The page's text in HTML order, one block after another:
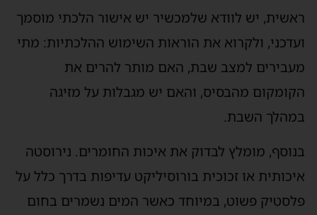
ראשית, יש לוודא שלמכשיר יש אישור הלכתי מוסמך
ועדכני, ולקרוא את הוראות השימוש ההלכתיות: מתי
מעבירים למצב שבת, האם מותר להרים את
הקומקום מהבסיס, והאם יש מגבלות על מזיגה
במהלך השבת.
בנוסף, מומלץ לבדוק את איכות החומרים. נירוסטה
איכותית או זכוכית בורוסיליקט עדיפות בדרך כלל על
פלסטיק פשוט, במיוחד כאשר המים נשמרים בחום